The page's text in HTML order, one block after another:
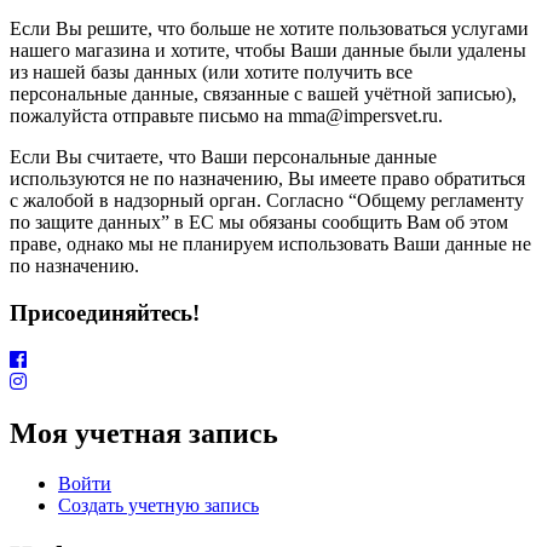
Если Вы решите, что больше не хотите пользоваться услугами
нашего магазина и хотите, чтобы Ваши данные были удалены
из нашей базы данных (или хотите получить все
персональные данные, связанные с вашей учётной записью),
пожалуйста отправьте письмо на mma@impersvet.ru.
Если Вы считаете, что Ваши персональные данные
используются не по назначению, Вы имеете право обратиться
с жалобой в надзорный орган. Согласно “Общему регламенту
по защите данных” в ЕС мы обязаны сообщить Вам об этом
праве, однако мы не планируем использовать Ваши данные не
по назначению.
Присоединяйтесь!
Моя учетная запись
Войти
Создать учетную запись